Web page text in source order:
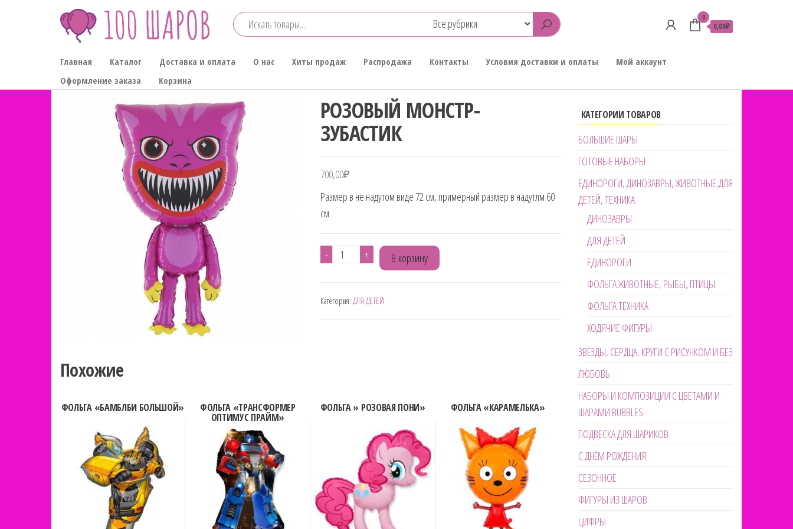
ШАРОВ
0
0,00₽
Главная Каталог Доставка и оплата О нас Хиты продаж Распродажа Контакты Условия доставки и оплаты
Мой аккаунт
Оформление заказа
Корзина
РОЗОВЫЙ МОНСТР-
ЗУБАСТИК
700,00₽
Размер в не надутом виде 72 см, примерный размер в надутлм 60
см
-
Количество
МОНСТР-
+ В корзину
Категория: ДЛЯ ДЕТЕЙ
Похожие
ФОЛЬГА «БАМБЛБИ БОЛЬШОЙ» ФОЛЬГА «ТРАНСФОРМЕР
ОПТИМУС ПРАЙМ»
ФОЛЬГА » РОЗОВАЯ ПОНИ» ФОЛЬГА «КАРАМЕЛЬКА»
КАТЕГОРИИ ТОВАРОВ
БОЛЬШИЕ ШАРЫ
ГОТОВЫЕ НАБОРЫ
ЕДИНОРОГИ, ДИНОЗАВРЫ, ЖИВОТНЫЕ,ДЛЯ
ДЕТЕЙ, ТЕХНИКА
ДИНОЗАВРЫ
ДЛЯ ДЕТЕЙ
ЕДИНОРОГИ
ФОЛЬГА ЖИВОТНЫЕ, РЫБЫ, ПТИЦЫ.
ФОЛЬГА ТЕХНИКА
ХОДЯЧИЕ ФИГУРЫ
ЗВЁЗДЫ, СЕРДЦА, КРУГИ С РИСУНКОМ И БЕЗ
ЛЮБОВЬ
НАБОРЫ И КОМПОЗИЦИИ С ЦВЕТАМИ И
ШАРАМИ BUBBLES
ПОДВЕСКА ДЛЯ ШАРИКОВ
С ДНЁМ РОЖДЕНИЯ
СЕЗОННОЕ
ФИГУРЫ ИЗ ШАРОВ
ЦИФРЫ